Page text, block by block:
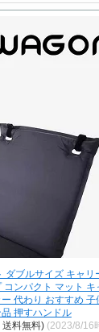
ダブルサイズ キャリ
ンパクト マット キ
代わり おすすめ 子
押すハンドル
料無料) (2023/8/16